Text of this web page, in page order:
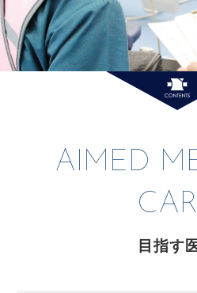
AIMED
目指す